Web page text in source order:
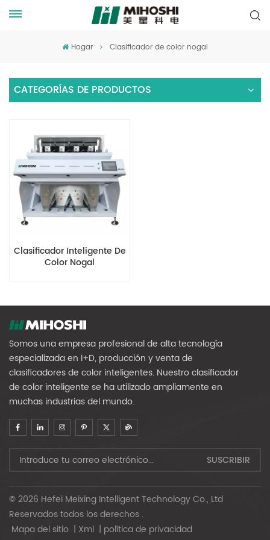
Hogar Clasificador de color nogal
CATEGORÍAS DE PRODUCTOS
Clasificador Inteligente De
Color Nogal
Somos una empresa profesional de alta tecnología
especializada en I+D, producción y venta de
clasificadores de color inteligentes. Nuestro clasificador
de color inteligente se ha utilizado ampliamente en
muchas industrias del mundo.
© 2026 Hefei Meixing Intelligent Technology Co., Ltd
Reservados todos los derechos .
Mapa del sitio | Xml | política de privacidad